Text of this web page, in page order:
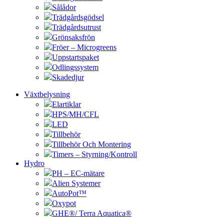
Sålådor
Trädgårdsgödsel
Trädgårdsutrust
Grönsaksfrön
Fröer – Microgreens
Uppstartspaket
Odlingssystem
Skadedjur
Växtbelysning
Elartiklar
HPS/MH/CFL
LED
Tillbehör
Tillbehör Och Montering
Timers – Styrning/Kontroll
Hydro
PH – EC-mätare
Alien Systemer
AutoPot™
Oxypot
GHE®/ Terra Aquatica®